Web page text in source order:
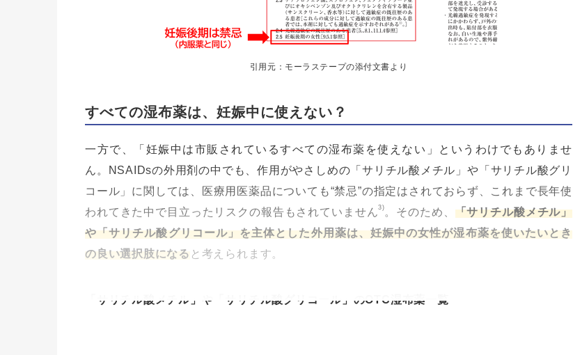
引用元：モーラステープの添付文書より
すべての湿布薬は、妊娠中に使えない？
一方で、「妊娠中は市販されているすべての湿布薬を使えない」というわけでもありませ
ん。NSAIDsの外用剤の中でも、作用がやさしめの「サリチル酸メチル」や「サリチル酸グリ
コール」に関しては、医療用医薬品についても“禁忌”の指定はされておらず、これまで長年使
われてきた中で目立ったリスクの報告もされていません3) 。そのため、 「サリチル酸メチル」
や「サリチル酸グリコール」を主体とした外用薬は、妊娠中の女性が湿布薬を使いたいとき
の良い選択肢になる と考えられます。
「サリチル酸メチル」や「サリチル酸グリコール」のOTC湿布薬一覧